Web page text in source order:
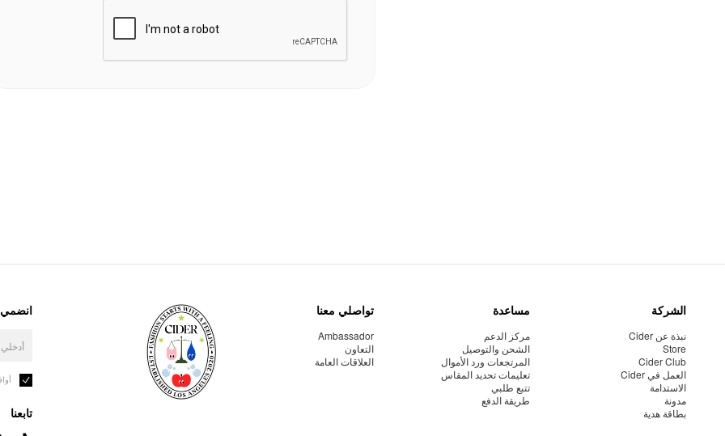
الشركة
نبذة عن Cider
Store
Cider Club
العمل في Cider
الاستدامة
مدونة
بطاقة هدية
مساعدة
مركز الدعم
الشحن والتوصيل
المرتجعات ورد الأموال
تعليمات تحديد المقاس
تتبع طلبي
طريقة الدفع
تواصلي معنا
Ambassador
التعاون
العلاقات العامة
انضمي
تابعنا